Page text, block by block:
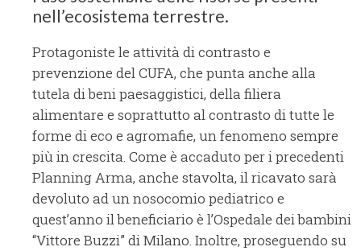
nell’ecosistema terrestre.
Protagoniste le attività di contrasto e
prevenzione del CUFA, che punta anche alla
tutela di beni paesaggistici, della filiera
alimentare e soprattutto al contrasto di tutte le
forme di eco e agromafie, un fenomeno sempre
più in crescita. Come è accaduto per i precedenti
Planning Arma, anche stavolta, il ricavato sarà
devoluto ad un nosocomio pediatrico e
quest’anno il beneficiario è l’Ospedale dei bambini
“Vittore Buzzi” di Milano. Inoltre, proseguendo su